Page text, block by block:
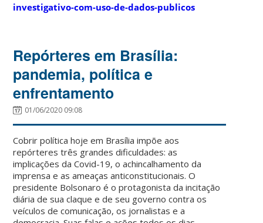
investigativo-com-uso-de-dados-publicos
Repórteres em Brasília:
pandemia, política e
enfrentamento
01/06/2020 09:08
Cobrir política hoje em Brasília impõe aos
repórteres três grandes dificuldades: as
implicações da Covid-19, o achincalhamento da
imprensa e as ameaças anticonstitucionais. O
presidente Bolsonaro é o protagonista da incitação
diária de sua claque e de seu governo contra os
veículos de comunicação, os jornalistas e a